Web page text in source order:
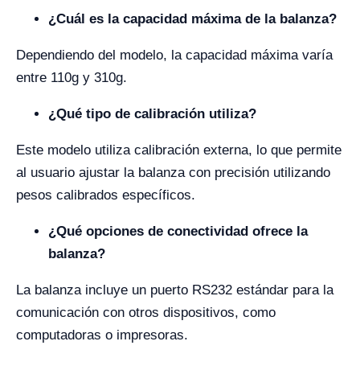
¿Cuál es la capacidad máxima de la balanza?
Dependiendo del modelo, la capacidad máxima varía
entre 110g y 310g.
¿Qué tipo de calibración utiliza?
Este modelo utiliza calibración externa, lo que permite
al usuario ajustar la balanza con precisión utilizando
pesos calibrados específicos.
¿Qué opciones de conectividad ofrece la
balanza?
La balanza incluye un puerto RS232 estándar para la
comunicación con otros dispositivos, como
computadoras o impresoras.